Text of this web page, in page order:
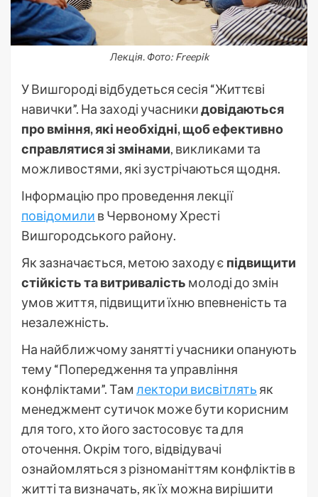
Лекція. Фото: Freepik
У Вишгороді відбудеться сесія “Життєві
навички”. На заході учасникидовідаються
про вміння, які необхідні, щоб ефективно
справлятися зі змінами, викликами та
можливостями, які зустрічаються щодня.
Інформацію про проведення лекції
повідомили в Червоному Хресті
Вишгородського району.
Як зазначається, метою заходу є підвищити
стійкість та витривалість молоді до змін
умов життя, підвищити їхню впевненість та
незалежність.
На найближчому занятті учасники опанують
тему “Попередження та управління
конфліктами”. Там лектори висвітлять як
менеджмент сутичок може бути корисним
для того, хто його застосовує та для
оточення. Окрім того, відвідувачі
ознайомляться з різноманіттям конфліктів в
житті та визначать, як їх можна вирішити